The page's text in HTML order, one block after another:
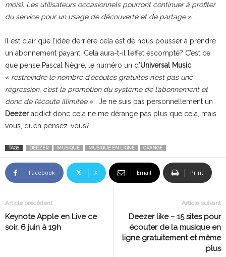
mois). Les utilisateurs occasionnels pourront continuer à profiter
du service pour un usage de découverte et de partage» .
Il est clair que l’idée derrière cela est de nous pousser à prendre
un abonnement payant. Cela aura-t-il l’effet escompté? C’est ce
que pense Pascal Nègre, le numéro un d’Universal Music
« restreindre le nombre d’écoutes gratuites n’est pas une
régression, c’est la promotion du système de l’abonnement et
donc de l’écoute illimitée» . Je ne suis pas personnellement un
Deezeraddict donc cela ne me dérange pas plus que cela, mais
vous, qu’en pensez-vous?
TAGS DEEZER MUSIQUE MUSIQUE EN LIGNE ORANGE
Facebook X Email Print
Article précédent
Keynote Apple en Live ce
soir, 6 juin à 19h
Article suivant
Deezer like – 15 sites pour
écouter de la musique en
ligne gratuitement et même
plus